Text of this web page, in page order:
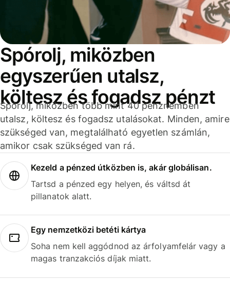
Spórolj, miközben
egyszerűen utalsz,
költesz és fogadsz pénzt
Spórolj, miközben több mint 40 pénznemben
utalsz, költesz és fogadsz utalásokat. Minden, amire
szükséged van, megtalálható egyetlen számlán,
amikor csak szükséged van rá.
Kezeld a pénzed útközben is, akár globálisan.
Tartsd a pénzed egy helyen, és váltsd át
pillanatok alatt.
Egy nemzetközi betéti kártya
Soha nem kell aggódnod az árfolyamfelár vagy a
magas tranzakciós díjak miatt.